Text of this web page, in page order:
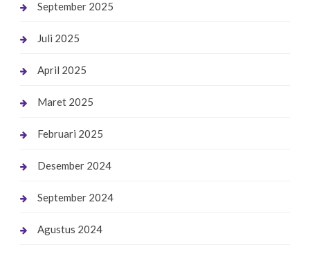
September 2025
Juli 2025
April 2025
Maret 2025
Februari 2025
Desember 2024
September 2024
Agustus 2024